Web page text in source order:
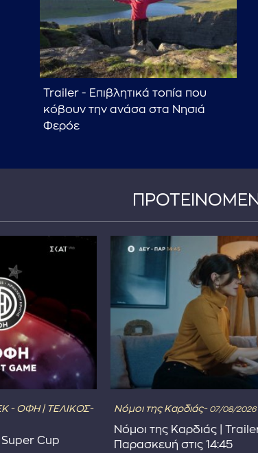
Trailer - Επιβλητικά τοπία που
κόβουν την ανάσα στα Νησιά
Φερόε
- ΟΦΗ | ΤΕΛΙΚΟΣ-
Cup
Νόμοι της Καρδιάς- 07/08/2026
Νόμοι της Καρδιάς |
Παρασκευή στις 14:45